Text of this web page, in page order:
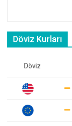
Döviz Kurları
Döviz